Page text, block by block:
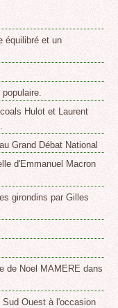
équilibré et un
Hulot et Laurent
Grand Débat National
d'Emmanuel Macron
girondins par Gilles
de Noel MAMERE dans
Ouest à l'occasion